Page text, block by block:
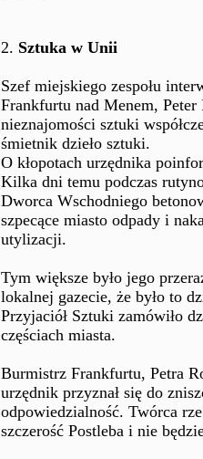
2. Sztuka w Unii
Szef miejskiego zespołu
Frankfurtu nad Menem, Peter
nieznajomości sztuki
śmietnik dzieło sztuki.
O kłopotach urzędnika
Kilka dni temu podczas
Dworca Wschodniego
szpecące miasto odpady i
utylizacji.
Tym większe było jego
lokalnej gazecie, że było to
Przyjaciół Sztuki zamówiło
częściach miasta.
Burmistrz Frankfurtu, Petra
urzędnik przyznał się do
odpowiedzialność. Twórca
szczerość Postleba i nie